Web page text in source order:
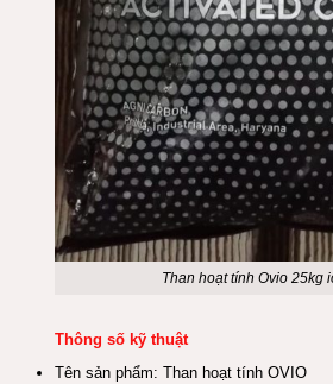
Than hoạt tính Ovio 25kg
Thông số kỹ thuật
Tên sản phẩm: Than hoạt tính OVIO